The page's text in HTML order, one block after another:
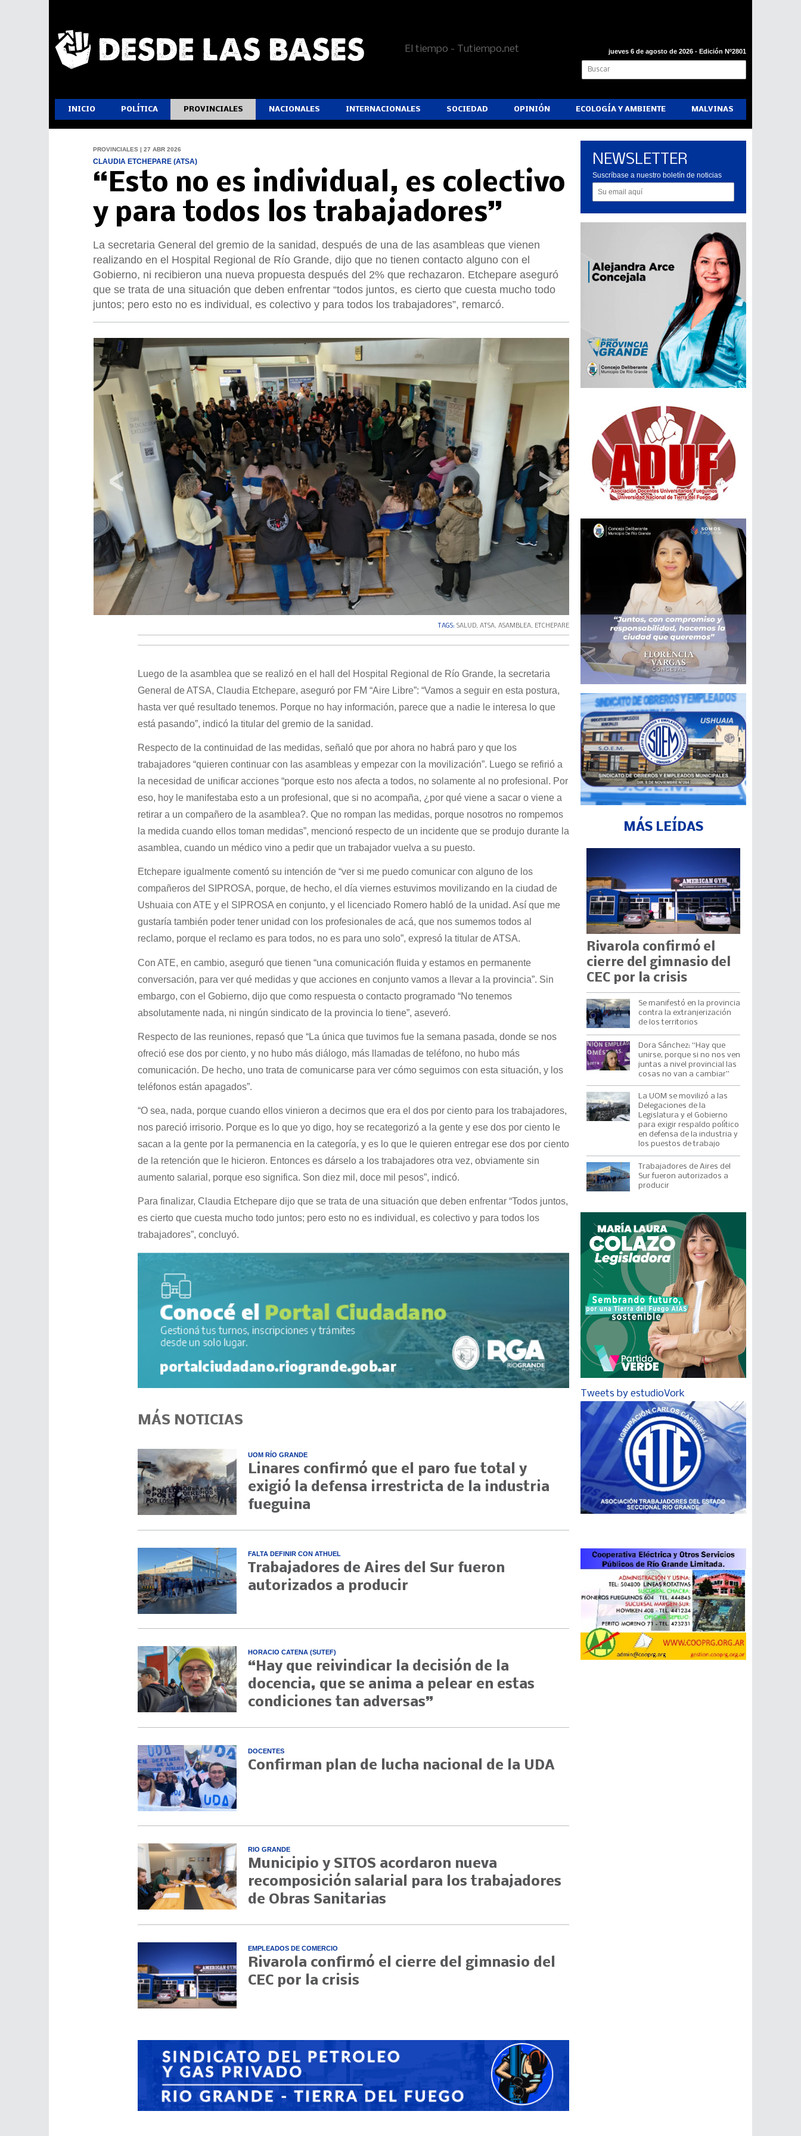
El tiempo - Tutiempo.net jueves 6 de agosto de 2026 - Edición Nº2801
INICIO POLÍTICA PROVINCIALES NACIONALES INTERNACIONALES SOCIEDAD OPINIÓN ECOLOGÍA Y AMBIENTE MALVINAS
PROVINCIALES | 27 ABR 2026
CLAUDIA ETCHEPARE (ATSA)
“Esto no es individual, es colectivo
y para todos los trabajadores”
La secretaria General del gremio de la sanidad, después de una de las asambleas que vienen
realizando en el Hospital Regional de Río Grande, dijo que no tienen contacto alguno con el
Gobierno, ni recibieron una nueva propuesta después del 2% que rechazaron. Etchepare aseguró
que se trata de una situación que deben enfrentar “todos juntos, es cierto que cuesta mucho todo
juntos; pero esto no es individual, es colectivo y para todos los trabajadores”, remarcó.
‹ ›
TAGS: SALUD, ATSA, ASAMBLEA, ETCHEPARE
Luego de la asamblea que se realizó en el hall del Hospital Regional de Río Grande, la secretaria
General de ATSA, Claudia Etchepare, aseguró por FM “Aire Libre”: “Vamos a seguir en esta postura,
hasta ver qué resultado tenemos. Porque no hay información, parece que a nadie le interesa lo que
está pasando”, indicó la titular del gremio de la sanidad.
Respecto de la continuidad de las medidas, señaló que por ahora no habrá paro y que los
trabajadores “quieren continuar con las asambleas y empezar con la movilización”. Luego se refirió a
la necesidad de unificar acciones “porque esto nos afecta a todos, no solamente al no profesional. Por
eso, hoy le manifestaba esto a un profesional, que si no acompaña, ¿por qué viene a sacar o viene a
retirar a un compañero de la asamblea?. Que no rompan las medidas, porque nosotros no rompemos
la medida cuando ellos toman medidas”, mencionó respecto de un incidente que se produjo durante la
asamblea, cuando un médico vino a pedir que un trabajador vuelva a su puesto.
Etchepare igualmente comentó su intención de “ver si me puedo comunicar con alguno de los
compañeros del SIPROSA, porque, de hecho, el día viernes estuvimos movilizando en la ciudad de
Ushuaia con ATE y el SIPROSA en conjunto, y el licenciado Romero habló de la unidad. Así que me
gustaría también poder tener unidad con los profesionales de acá, que nos sumemos todos al
reclamo, porque el reclamo es para todos, no es para uno solo”, expresó la titular de ATSA.
Con ATE, en cambio, aseguró que tienen “una comunicación fluida y estamos en permanente
conversación, para ver qué medidas y que acciones en conjunto vamos a llevar a la provincia”. Sin
embargo, con el Gobierno, dijo que como respuesta o contacto programado “No tenemos
absolutamente nada, ni ningún sindicato de la provincia lo tiene”, aseveró.
Respecto de las reuniones, repasó que “La única que tuvimos fue la semana pasada, donde se nos
ofreció ese dos por ciento, y no hubo más diálogo, más llamadas de teléfono, no hubo más
comunicación. De hecho, uno trata de comunicarse para ver cómo seguimos con esta situación, y los
teléfonos están apagados”.
“O sea, nada, porque cuando ellos vinieron a decirnos que era el dos por ciento para los trabajadores,
nos pareció irrisorio. Porque es lo que yo digo, hoy se recategorizó a la gente y ese dos por ciento le
sacan a la gente por la permanencia en la categoría, y es lo que le quieren entregar ese dos por ciento
de la retención que le hicieron. Entonces es dárselo a los trabajadores otra vez, obviamente sin
aumento salarial, porque eso significa. Son diez mil, doce mil pesos”, indicó.
Para finalizar, Claudia Etchepare dijo que se trata de una situación que deben enfrentar “Todos juntos,
es cierto que cuesta mucho todo juntos; pero esto no es individual, es colectivo y para todos los
trabajadores”, concluyó.
MÁS NOTICIAS
UOM RÍO GRANDE
Linares confirmó que el paro fue total y
exigió la defensa irrestricta de la industria
fueguina
FALTA DEFINIR CON ATHUEL
Trabajadores de Aires del Sur fueron
autorizados a producir
HORACIO CATENA (SUTEF)
“Hay que reivindicar la decisión de la
docencia, que se anima a pelear en estas
condiciones tan adversas”
DOCENTES
Confirman plan de lucha nacional de la UDA
RIO GRANDE
Municipio y SITOS acordaron nueva
recomposición salarial para los trabajadores
de Obras Sanitarias
EMPLEADOS DE COMERCIO
Rivarola confirmó el cierre del gimnasio del
CEC por la crisis
NEWSLETTER
Suscríbase a nuestro boletín de noticias
MÁS LEÍDAS
Rivarola confirmó el
cierre del gimnasio del
CEC por la crisis
Se manifestó en la provincia
contra la extranjerización
de los territorios
Dora Sánchez: “Hay que
unirse, porque si no nos ven
juntas a nivel provincial las
cosas no van a cambiar”
La UOM se movilizó a las
Delegaciones de la
Legislatura y el Gobierno
para exigir respaldo político
en defensa de la industria y
los puestos de trabajo
Trabajadores de Aires del
Sur fueron autorizados a
producir
Tweets by estudioVork